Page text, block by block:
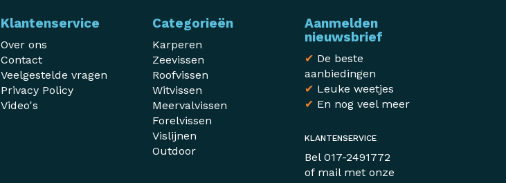
Klantenservice
Over ons
Contact
Veelgestelde vragen
Privacy Policy
Video's
Categorieën
Karperen
Zeevissen
Roofvissen
Witvissen
Meervalvissen
Forelvissen
Vislijnen
Outdoor
Aanmelden
nieuwsbrief
✔ De beste
aanbiedingen
✔ Leuke weetjes
✔ En nog veel meer
KLANTENSERVICE
Bel 017-2491772
of mail met onze